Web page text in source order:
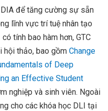
để tăng cường sự sẵn
lĩnh vực trí tuệ nhân tạo
tính bao hàm hơn, GTC
hội thảo, bao gồm Change
of Deep
an Effective Student
nghiệp và sinh viên. Ngoài
cho các khóa học DLI tại